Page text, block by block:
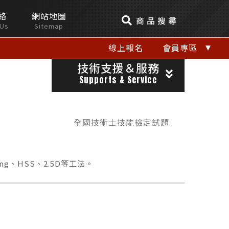
網站地圖
Sitemap 商品搜尋
線上報名 會員專區
關閉視窗
技術支援＆服務
Supports & Service
全國技術士技能檢定試題
、HSS、2.5D等工法。